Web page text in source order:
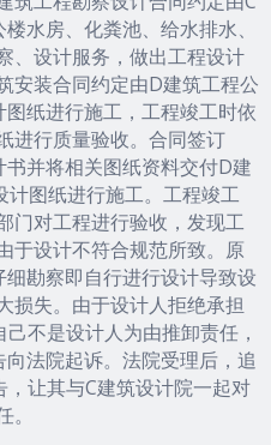
水房、化粪池、给水排水、
、设计服务，做出工程设计
安装合同约定由D建筑工程公
纸进行施工，工程竣工时依
进行质量验收。合同签订
并将相关图纸资料交付D建
图纸进行施工。工程竣工
门对工程进行验收，发现工
于设计不符合规范所致。原
勘察即自行进行设计导致设
损失。由于设计人拒绝承担
不是设计人为由推卸责任，
法院起诉。法院受理后，追
让其与C建筑设计院一起对